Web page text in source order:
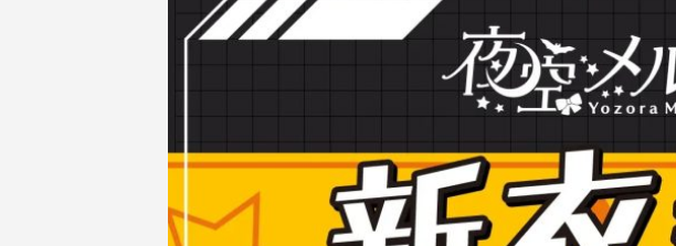
OFFICIAL SHOP
プライバシーポリシー
未成年の方々へのお願い
二次創作ガイドライン